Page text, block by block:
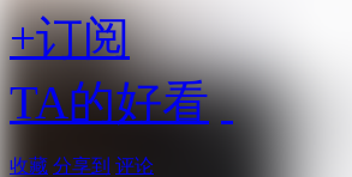
+订阅
TA的好看
收藏 分享到 评论